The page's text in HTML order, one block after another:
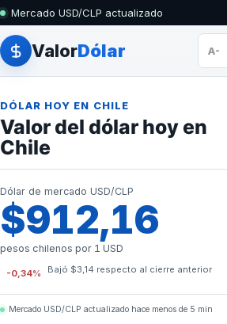
Mercado USD/CLP actualizado
ValorDólar A-
DÓLAR HOY EN CHILE
Valor del dólar hoy en
Chile
Dólar de mercado USD/CLP
$912,16
pesos chilenos por 1 USD
-0,34% Bajó $3,14 respecto al cierre anterior
Mercado USD/CLP actualizado hace menos de 5 min